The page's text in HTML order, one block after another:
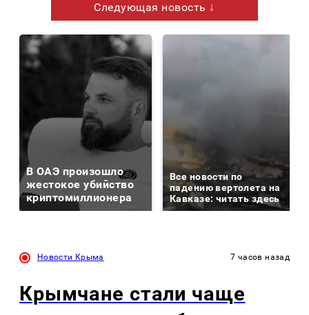
Следующая новость ↓
В ОАЭ произошло
жестокое убийство
криптомиллионера
Все новости по
падению вертолета на
Кавказе: читать здесь
Новости Крыма 7 часов назад
Крымчане стали чаще